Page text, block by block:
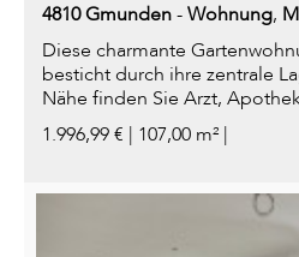
4810Gmunden-Wohnung,
Diese charmante
besticht durch ihre zentrale
Nähe finden Sie Arzt,
Kindergarten...
1.996,99 € | 107,00 m² |